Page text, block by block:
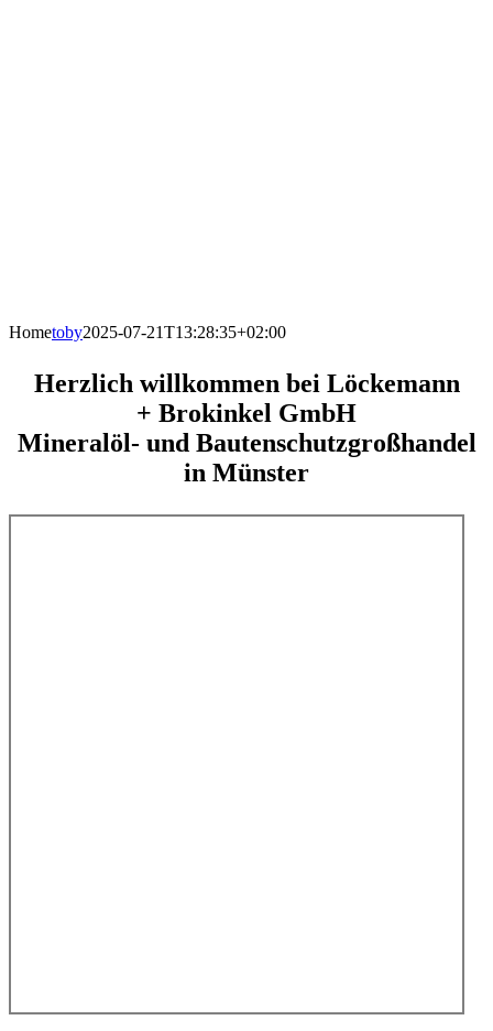
Hometoby2025-07-21T13:28:35+02:00
Herzlich willkommen bei Löckemann
+ Brokinkel GmbH
Mineralöl- und Bautenschutzgroßhandel
in Münster